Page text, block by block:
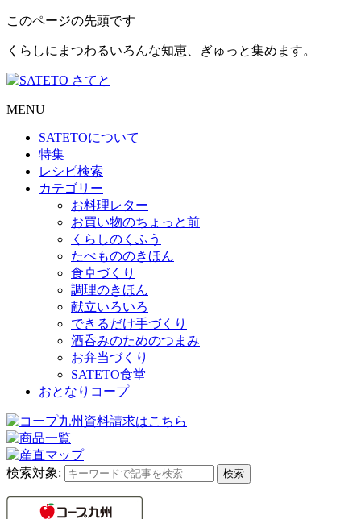
このページの先頭です
くらしにまつわるいろんな知恵、ぎゅっと集めます。
MENU
SATETOについて
特集
レシピ検索
カテゴリー
お料理レター
お買い物のちょっと前
くらしのくふう
たべもののきほん
食卓づくり
調理のきほん
献立いろいろ
できるだけ手づくり
酒呑みのためのつまみ
お弁当づくり
SATETO食堂
おとなりコープ
検索対象: 検索